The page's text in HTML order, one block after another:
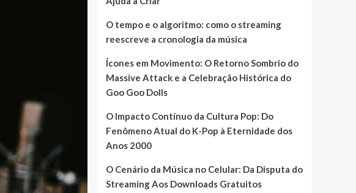
O tempo e o algoritmo: como o streaming
reescreve a cronologia da música
Ícones em Movimento: O Retorno Sombrio do
Massive Attack e a Celebração Histórica do
Goo Goo Dolls
O Impacto Contínuo da Cultura Pop: Do
Fenômeno Atual do K-Pop à Eternidade dos
Anos 2000
O Cenário da Música no Celular: Da Disputa do
Streaming Aos Downloads Gratuitos